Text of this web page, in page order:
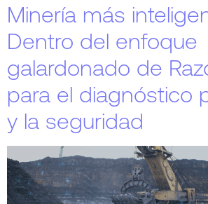
Minería más
Dentro del enfoque
galardonado de
para el diagnóstico
y la seguridad